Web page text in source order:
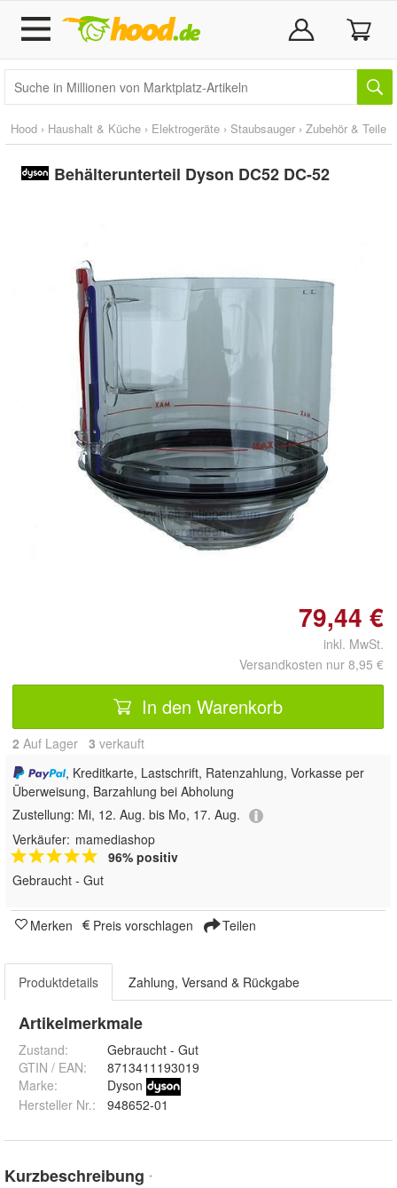
Hood › Haushalt & Küche › Elektrogeräte › Staubsauger › Zubehör & Teile
Behälterunterteil Dyson DC52 DC-52
Doppelt antippen zum
vergrößern
79,44 €
inkl. MwSt.
Versandkosten nur 8,95 €
In den Warenkorb
2 Auf Lager 3 verkauft
, Kreditkarte, Lastschrift, Ratenzahlung, Vorkasse per
Überweisung, Barzahlung bei Abholung
Zustellung: Mi, 12. Aug. bis Mo, 17. Aug.
Verkäufer: mamediashop
96% positiv
Gebraucht - Gut
Merken Preis vorschlagen Teilen
Produktdetails Zahlung, Versand & Rückgabe
Artikelmerkmale
Zustand:
Gebraucht - Gut
GTIN / EAN:
8713411193019
Marke:
Dyson
Hersteller Nr.:
948652-01
Kurzbeschreibung *